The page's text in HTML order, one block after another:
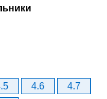
4.6
4.7